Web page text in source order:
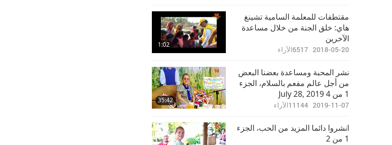
1:02
مقتطفات للمعلمة السامية تشينغ
هاي: خلق الجنة من خلال مساعدة
الآخرين
2018-05-20
6517الآراء
35:42
نشر المحبة ومساعدة بعضنا البعض
من أجل عالم مفعم بالسلام، الجزء
1 من 4 July 28, 2019
2019-11-07
11144الآراء
انشروا دائما المزيد من الحب، الجزء
1 من 2‏